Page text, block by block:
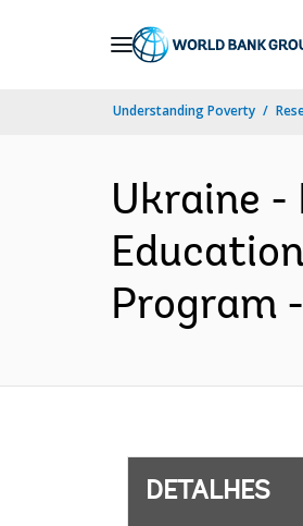
Understanding Poverty
Ukraine -
Program
DETALHES